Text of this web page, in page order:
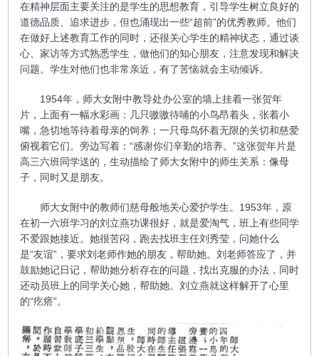
在精神层面主要关注的是学生的思想教育，引导学生树立良好的
道德品质、追求进步，但也涌现出一些“超前”的优秀教师。他们
在做好上述教育工作的同时，还很关心学生的精神状态，通过谈
心、家访等方式熟悉学生，做他们的知心朋友，注意发现和解决
问题。学生对他们也非常亲近，有了苦恼就会主动倾诉。
1954年，师大女附中教导处办公室的墙上挂着一张贺年
片，上面有一幅水彩画：几只嗷嗷待哺的小鸟昂着头，张着小
嘴，急切地等待着母亲的饲养；一只母鸟怀着无限的关切和慈爱
俯视着它们。旁边写着：“感谢你们辛勤的培养。”这张贺年片是
高三六班同学送的，生动描绘了师大女附中的师生关系：像母
子，同时又是朋友。
师大女附中的教师们慈母般地关心爱护学生。1953年，原
在初一六班学习的刘立燕功课很好，就是爱淘气，班上有些同学
不爱跟她接近。她很苦闷，跑去找班主任刘秀莹，问她什么
是“友谊”，要求刘老师作她的朋友，帮助她。刘老师答应了，并
鼓励她记日记，帮助她分析存在的问题，找出克服的办法，同时
还动员班上的同学关心她，帮助她。刘立燕就这样解开了心里
的“疙瘩”。